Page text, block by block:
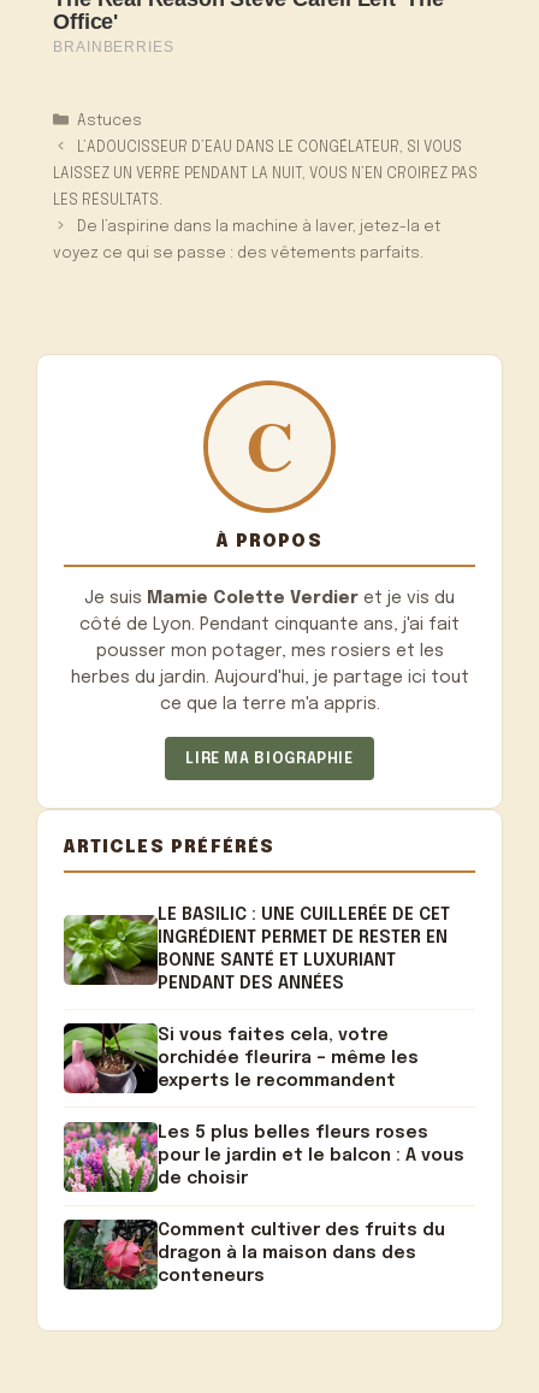
Catégories
Astuces
L’ADOUCISSEUR D’EAU DANS LE CONGÉLATEUR, SI VOUS
LAISSEZ UN VERRE PENDANT LA NUIT, VOUS N’EN CROIREZ PAS
LES RÉSULTATS.
De l’aspirine dans la machine à laver, jetez-la et
voyez ce qui se passe : des vêtements parfaits.
À PROPOS
Je suis Mamie Colette Verdier et je vis du
côté de Lyon. Pendant cinquante ans, j'ai fait
pousser mon potager, mes rosiers et les
herbes du jardin. Aujourd'hui, je partage ici tout
ce que la terre m'a appris.
LIRE MA BIOGRAPHIE
ARTICLES PRÉFÉRÉS
LE BASILIC : UNE CUILLERÉE DE CET
INGRÉDIENT PERMET DE RESTER EN
BONNE SANTÉ ET LUXURIANT
PENDANT DES ANNÉES
Si vous faites cela, votre
orchidée fleurira – même les
experts le recommandent
Les 5 plus belles fleurs roses
pour le jardin et le balcon : A vous
de choisir
Comment cultiver des fruits du
dragon à la maison dans des
conteneurs